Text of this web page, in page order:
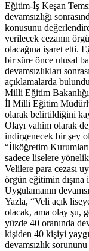
Eğitim-İş Keşan
devamsızlığı
konusunu
verilecek cezanın
olacağına işaret etti.
bir süre önce ulusal
devamsızlıkları
açıklamalarda
Milli Eğitim
İl Milli Eğitim
olarak belirtildiğini
Olayı vahim olarak
indirgenecek bir şey
“İlköğretim
sadece liselere
Velilere para cezası
örgün eğitimin dışına
Uygulamanın
Yazla, “Veli açık
olacak, ama olay şu,
yüzde 40 oranında
kişiden 40 kişiyi
devamsızlık